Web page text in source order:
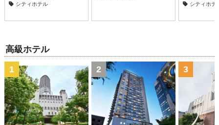
シティホテル
シティホテ
高級ホテル
1 2 3